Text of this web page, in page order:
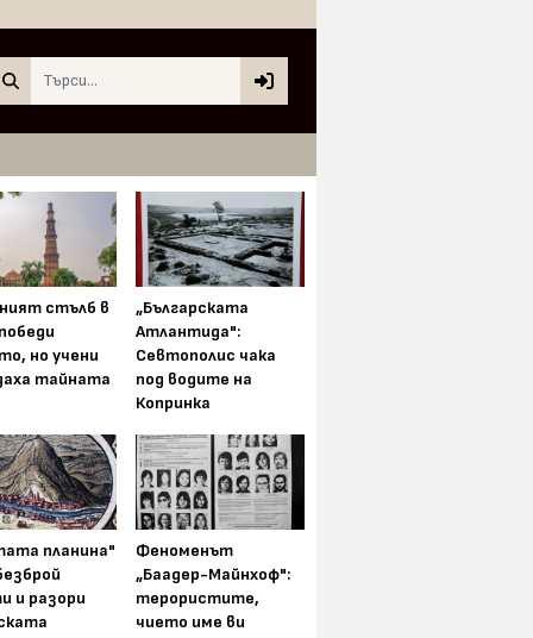
стълб в
но учени
тайната
„Българската
Атлантида":
Севтополис чака
под водите на
Копринка
планина"
и разори
Феноменът
„Баадер-Майнхоф":
терористите,
чието име ви